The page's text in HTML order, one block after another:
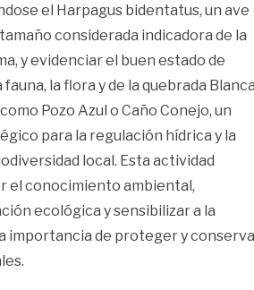
el Harpagus bidentatus, un ave
considerada indicadora de la
y evidenciar el buen estado de
la flora y de la quebrada
Pozo Azul o Caño Conejo, un
para la regulación hídrica y la
local. Esta actividad
el conocimiento ambiental,
ecológica y sensibilizar a la
importancia de proteger y